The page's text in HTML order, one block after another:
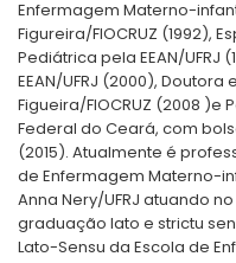
Enfermagem Materno-
Figureira/FIOCRUZ (1992),
Pediátrica pela EEAN/UFRJ
EEAN/UFRJ (2000),
Figueira/FIOCRUZ (2008
Federal do Ceará, com
(2015). Atualmente é
de Enfermagem Materno-
Anna Nery/UFRJ atuando
graduação lato e strictu
Lato-Sensu da Escola de